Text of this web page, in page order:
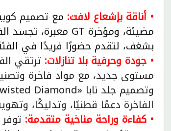
• أناقة بإشعاع لافت:
بشغف، لتقدم حضورًا فريدًا في
• جودة وحرفية بلا تنازلات:
مستوى جديد، مع مواد فاخرة
الفاخرة دعمًا قطنيًا، وتدليكًا،
• كفاءة وراحة مناخية متقدمة: